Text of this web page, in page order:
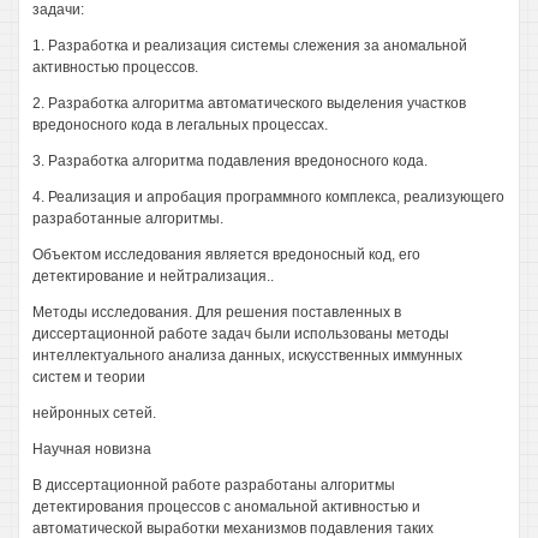
задачи:
1. Разработка и реализация системы слежения за аномальной
активностью процессов.
2. Разработка алгоритма автоматического выделения участков
вредоносного кода в легальных процессах.
3. Разработка алгоритма подавления вредоносного кода.
4. Реализация и апробация программного комплекса, реализующего
разработанные алгоритмы.
Объектом исследования является вредоносный код, его
детектирование и нейтрализация..
Методы исследования. Для решения поставленных в
диссертационной работе задач были использованы методы
интеллектуального анализа данных, искусственных иммунных
систем и теории
нейронных сетей.
Научная новизна
В диссертационной работе разработаны алгоритмы
детектирования процессов с аномальной активностью и
автоматической выработки механизмов подавления таких